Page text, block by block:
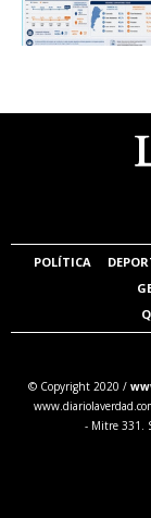
POLÍTICA
© Copyright 2020 /
- Mitre 331.